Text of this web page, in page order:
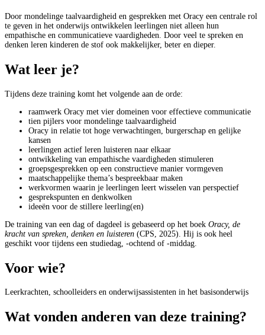
Door mondelinge taalvaardigheid en gesprekken met Oracy een centrale rol
te geven in het onderwijs ontwikkelen leerlingen niet alleen hun
empathische en communicatieve vaardigheden. Door veel te spreken en
denken leren kinderen de stof ook makkelijker, beter en dieper.
Wat leer je?
Tijdens deze training komt het volgende aan de orde:
raamwerk Oracy met vier domeinen voor effectieve communicatie
tien pijlers voor mondelinge taalvaardigheid
Oracy in relatie tot hoge verwachtingen, burgerschap en gelijke
kansen
leerlingen actief leren luisteren naar elkaar
ontwikkeling van empathische vaardigheden stimuleren
groepsgesprekken op een constructieve manier vormgeven
maatschappelijke thema’s bespreekbaar maken
werkvormen waarin je leerlingen leert wisselen van perspectief
gesprekspunten en denkwolken
ideeën voor de stillere leerling(en)
De training van een dag of dagdeel is gebaseerd op het boek Oracy, de
kracht van spreken, denken en luisteren (CPS, 2025). Hij is ook heel
geschikt voor tijdens een studiedag, -ochtend of -middag.
Voor wie?
Leerkrachten, schoolleiders en onderwijsassistenten in het basisonderwijs
Wat vonden anderen van deze training?